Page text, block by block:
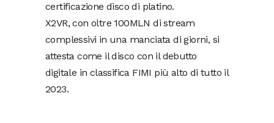
certificazione disco di platino.
X2VR, con oltre 100MLN di stream
complessivi in una manciata di giorni, si
attesta come il disco con il debutto
digitale in classifica FIMI più alto di tutto il
2023.